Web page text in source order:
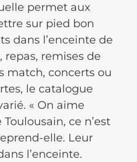
permet aux
sur pied bon
dans l’enceinte de
repas, remises de
match, concerts ou
le catalogue
« On aime
ce n’est
elle. Leur
l’enceinte.